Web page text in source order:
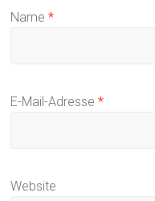
Name*
E-Mail-Adresse*
Website